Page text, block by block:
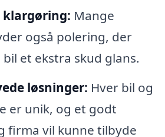
klargøring: Mange
også polering, der
et ekstra skud glans.
løsninger: Hver bil og
er unik, og et godt
firma vil kunne tilbyde